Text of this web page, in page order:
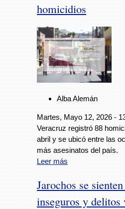
homicidios
Alba Alemán
Martes, Mayo 12, 2026 -
Veracruz registró 88
abril y se ubicó entre las
más asesinatos del país.
Leer más
Jarochos se
inseguros y delitos